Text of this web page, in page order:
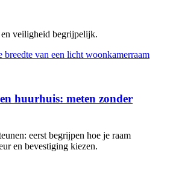
veiligheid begrijpelijk.
huurhuis: meten zonder
eerst begrijpen hoe je raam
en bevestiging kiezen.